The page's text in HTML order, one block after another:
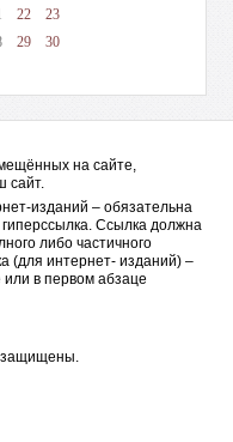
22
23
29
30
на сайте,
сайт.
изданий – обязательна
Ссылка должна
либо частичного
(для интернет- изданий) –
в первом абзаце
защищены.